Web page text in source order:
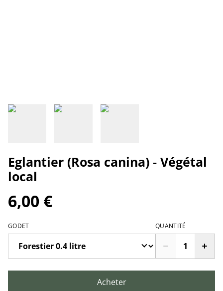
Eglantier (Rosa canina) - Végétal
local
6,00 €
GODET QUANTITÉ
Acheter